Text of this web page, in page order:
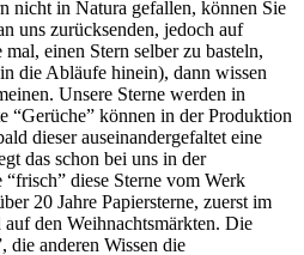
nicht in Natura gefallen, können Sie
uns zurücksenden, jedoch auf
einen Stern selber zu basteln,
die Abläufe hinein), dann wissen
Unsere Sterne werden in
“Gerüche” können in der Produktion
dieser auseinandergefaltet eine
das schon bei uns in der
diese Sterne vom Werk
20 Jahre Papiersterne, zuerst im
den Weihnachtsmärkten. Die
die anderen Wissen die